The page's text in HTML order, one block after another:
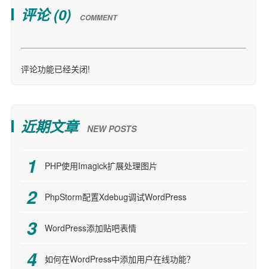
评论 (0) COMMENT
评论功能已经关闭!
近期文章 NEW POSTS
PHP使用Imagick扩展处理图片
PhpStorm配置Xdebug调试WordPress
WordPress添加贴吧表情
如何在WordPress中添加用户在线功能？